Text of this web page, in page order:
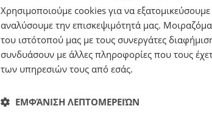
Χρησιμοποιούμε cookies για να εξατομικεύσουμε
αναλύσουμε την επισκεψιμότητά μας.
του ιστότοπού μας με τους συνεργάτες
συνδυάσουν με άλλες πληροφορίες που τους
των υπηρεσιών τους από εσάς.
ΕΜΦΆΝΙΣΗ ΛΕΠΤΟΜΕΡΕΙΏΝ